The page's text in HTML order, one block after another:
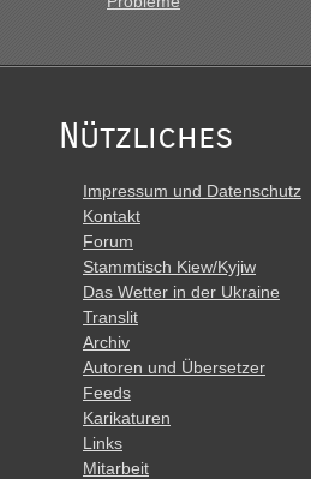
Nützliches
Impressum und Datenschutz
Kontakt
Forum
Stammtisch Kiew/Kyjiw
Das Wetter in der Ukraine
Translit
Archiv
Autoren und Übersetzer
Feeds
Karikaturen
Links
Mitarbeit